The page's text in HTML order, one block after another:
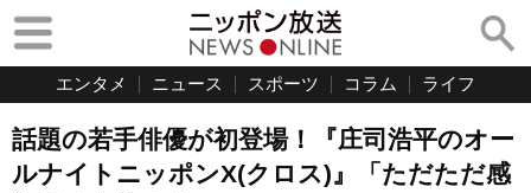
エンタメ ニュース スポーツ コラム ライフ
話題の若手俳優が初登場！『庄司浩平のオー
ルナイトニッポンX(クロス)』「ただただ感